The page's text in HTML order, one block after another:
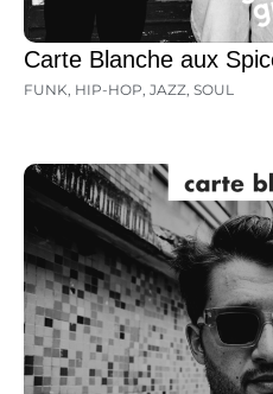
Carte Blanche aux
FUNK, HIP-HOP, JAZZ, SOUL